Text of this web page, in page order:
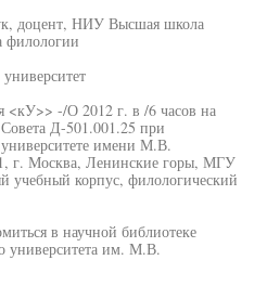
доцент, НИУ Высшая школа
филологии
<кУ>> -/О 2012 г. в /6 часов на
Д-501.001.25 при
имени М.В.
г. Москва, Ленинские горы, МГУ
корпус, филологический
в научной библиотеке
университета им. М.В.